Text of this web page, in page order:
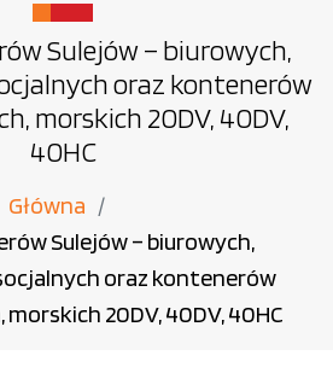
Sulejów – biurowych,
oraz kontenerów
morskich 20DV, 40DV,
40HC
Główna
Sulejów – biurowych,
oraz kontenerów
20DV, 40DV, 40HC